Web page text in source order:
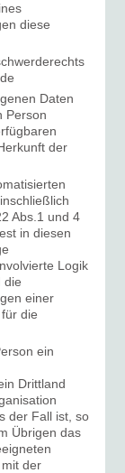
diese
Daten
Person
der
Abs.1 und 4
in diesen
Logik
die
einer
die
ein
Drittland
der Fall ist, so
Übrigen das
der